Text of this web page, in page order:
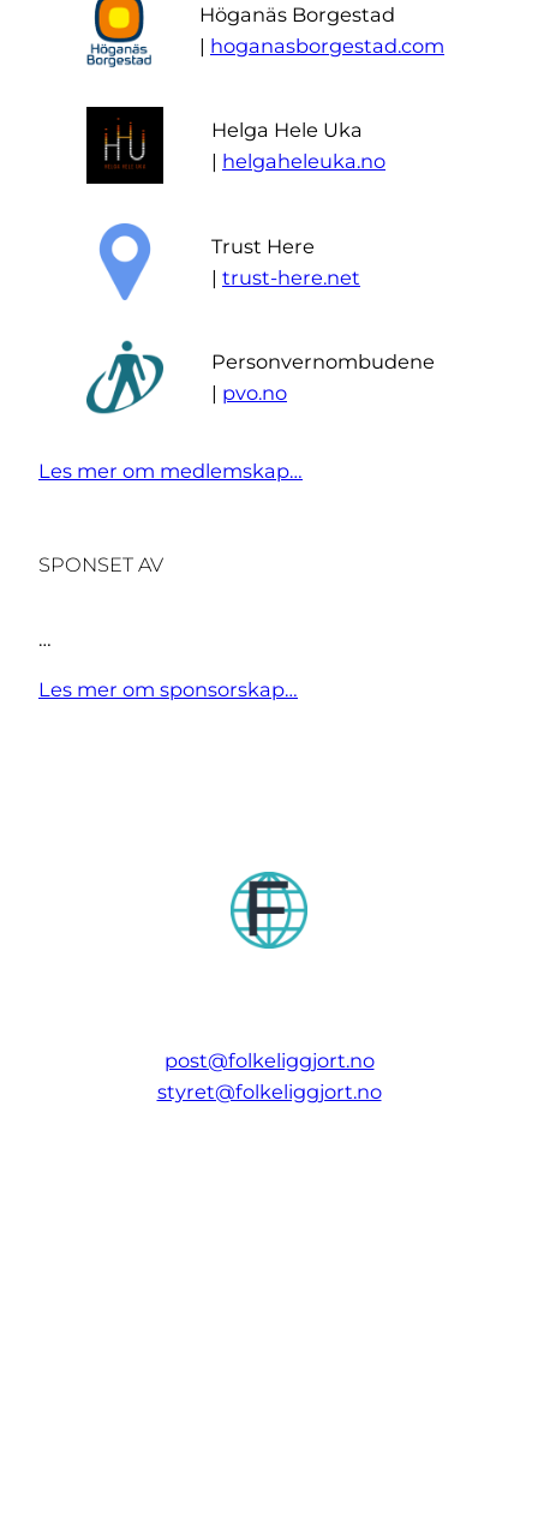
Höganäs Borgestad
| hoganasborgestad.com
Helga Hele Uka
| helgaheleuka.no
Trust Here
| trust-here.net
Personvernombudene
| pvo.no
Les mer om medlemskap…
SPONSET AV
…
Les mer om sponsorskap…
post@folkeliggjort.no
styret@folkeliggjort.no